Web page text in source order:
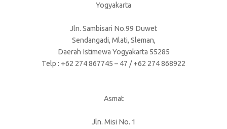
Yogyakarta
Jln. Sambisari No.99 Duwet
Sendangadi, Mlati, Sleman,
Daerah Istimewa Yogyakarta 55285
Telp : +62 274 867745 – 47 / +62 274 868922
Asmat
Jln. Misi No. 1